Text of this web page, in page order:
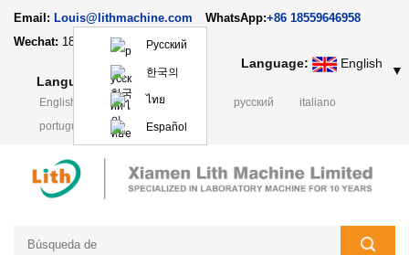
Email: Louis@lithmachine.com WhatsApp:+86 18559646958
Wechat: 18659217588
Language: English ▼
Language: English
Русский
한국의
ไทย
Español
English français русский
italiano
português
日本語 Polski